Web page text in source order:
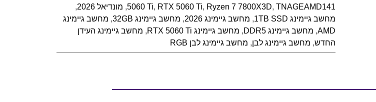
5060 Ti, RTX 5060 Ti, Ryzen 7 7800X3D, TNAGEAMD141
, מונדיאל 2026
,
מחשב גיימינג 1TB SSD
, מחשב גיימינג 2026 , מחשב גיימינג 32GB , מחשב גיימינג
AMD
, מחשב גיימינג DDR5 , מחשב גיימינג RTX 5060 Ti , מחשב גיימינג העידן
החדש, מחשב גיימינג לבן, מחשב גיימינג לבן RGB